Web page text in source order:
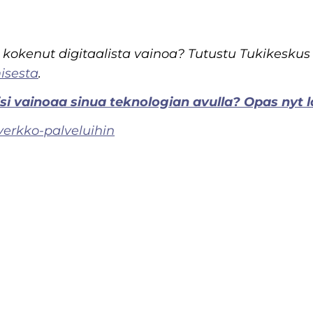
digitaalista vainoa? Tutustu
.
vainoaa sinua teknologian avulla? Opas nyt
palveluihin